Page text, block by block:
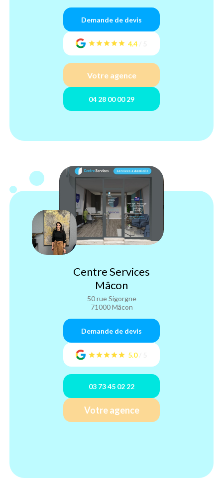
Demande de devis
4.4
Votre agence
04 28 00 00 29
Centre Services
Mâcon
50 rue Sigorgne
71000 Mâcon
5.0
Demande de devis
03 73 45 02 22
Votre agence